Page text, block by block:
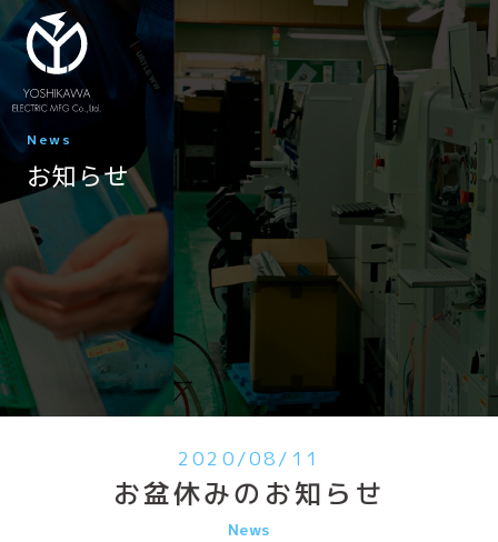
News
お知らせ
2020/08/11
お盆休みのお知らせ
News